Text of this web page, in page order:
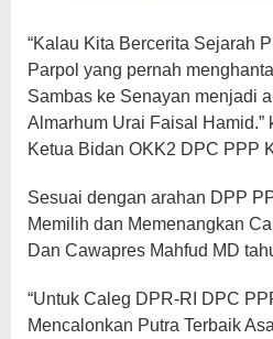
“Kalau Kita Bercerita Sejarah
Parpol yang pernah
Sambas ke Senayan menjadi
Almarhum Urai Faisal Hamid.”
Ketua Bidan OKK2 DPC PPP
Sesuai dengan arahan DPP
Memilih dan Memenangkan
Dan Cawapres Mahfud MD
“Untuk Caleg DPR-RI DPC
Mencalonkan Putra Terbaik